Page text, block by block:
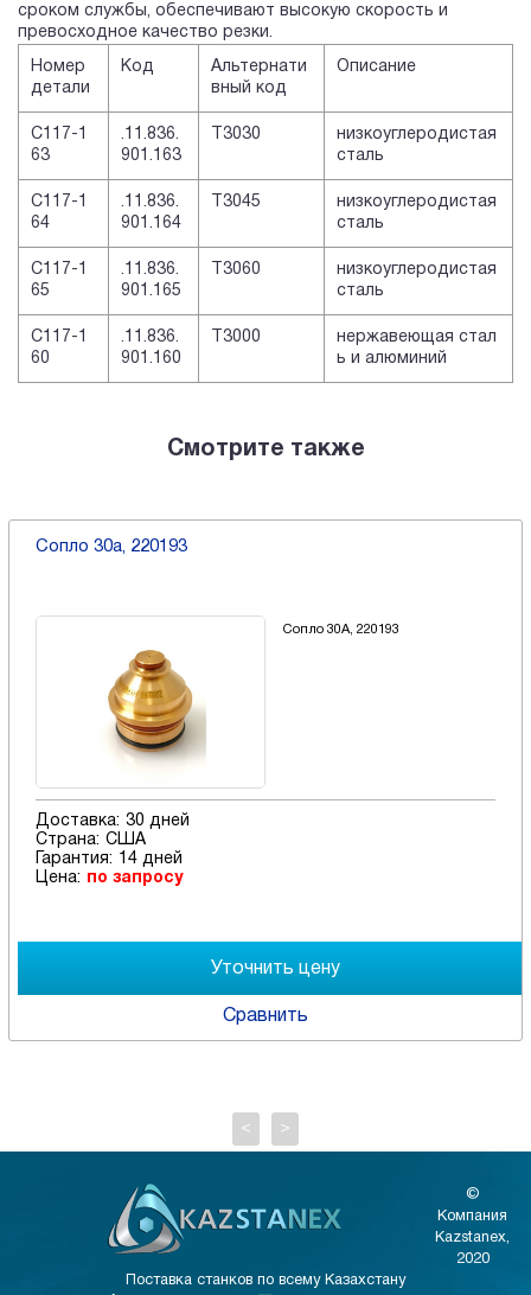
сроком службы, обеспечивают высокую скорость и
превосходное качество резки.
Номер
детали
Код
Альтернати
вный код
Описание
C117-1
63
.11.836.
901.163
T3030
низкоуглеродистая
сталь
C117-1
64
.11.836.
901.164
T3045
низкоуглеродистая
сталь
C117-1
65
.11.836.
901.165
T3060
низкоуглеродистая
сталь
C117-1
60
.11.836.
901.160
T3000
нержавеющая стал
ь и алюминий
Смотрите также
Сопло 30a, 220193
Сопло 30A, 220193
Доставка: 30 дней
Страна: США
Гарантия:
14 дней
Цена:
по запросу
Сравнить
< >
©
Компания
Kazstanex,
2020
Поставка станков по всему Казахстану